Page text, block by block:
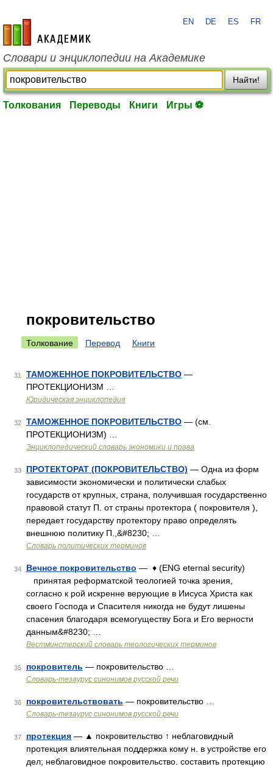
academic.ru
EN DE ES FR
Словари и энциклопедии на Академике
Найти!
Толкования Переводы Книги Игры ⚽
покровительство
Толкование Перевод Книги
31 ТАМОЖЕННОЕ ПОКРОВИТЕЛЬСТВО —
ПРОТЕКЦИОНИЗМ …
Юридическая энциклопедия
32 ТАМОЖЕННОЕ ПОКРОВИТЕЛЬСТВО — (см.
ПРОТЕКЦИОНИЗМ) …
Энциклопедический словарь экономики и права
33 ПРОТЕКТОРАТ (ПОКРОВИТЕЛЬСТВО) — Одна из форм
зависимости экономически и политически слабых
государств от крупных, страна, получившая государственно
правовой статут П. от страны протектора ( покровителя ),
передает государству протектору право определять
внешнюю политику П.,&#8230; …
Словарь политических терминов
34 Вечное покровительство — ♦ (ENG eternal security)
принятая реформатской теологией точка зрения,
согласно к рой искренне верующие в Иисуса Христа как
своего Господа и Спасителя никогда не будут лишены
спасения благодаря всемогуществу Бога и Его верности
данным&#8230; …
Вестминстерский словарь теологических терминов
35 покровитель — покровительство …
Словарь-тезаурус синонимов русской речи
36 покровительствовать — покровительство …
Словарь-тезаурус синонимов русской речи
37 протекция — ▲ покровительство ↑ неблаговидный
протекция влиятельная поддержка кому н. в устройстве его
дел; неблаговидное покровительство. составить протекцию